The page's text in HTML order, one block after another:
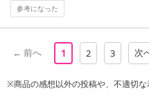
の掲載画像や画像内のバーコー
合がございます。
また、[新たな加工食品の原料
了により、商品詳細内に記載の
あらかじめご了承いただいた上
参考になった
← 前へ 1 2 3 次
※商品の感想以外の投稿や、不適切